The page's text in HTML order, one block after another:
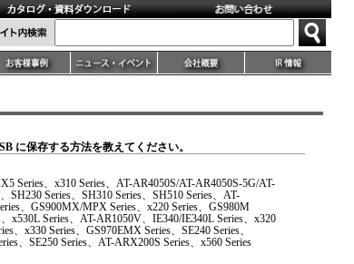
に保存する方法を教えてください。
Series、x310 Series、AT-AR4050S/AT-AR4050S-5G/AT-
SH230 Series、SH310 Series、SH510 Series、AT-
、GS900MX/MPX Series、x220 Series、GS980M
x530L Series、AT-AR1050V、IE340/IE340L Series、x320
、x330 Series、GS970EMX Series、SE240 Series、
、SE250 Series、AT-ARX200S Series、x560 Series